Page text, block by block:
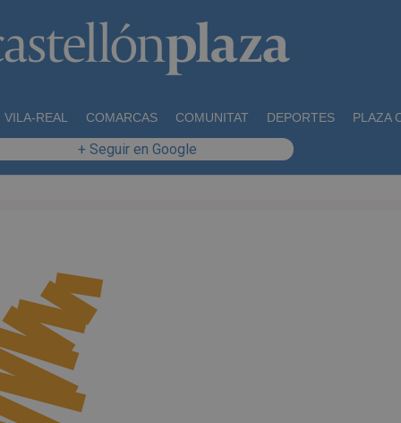
VILA-REAL COMARCAS COMUNITAT DEPORTES PLAZA
+ Seguir en Google